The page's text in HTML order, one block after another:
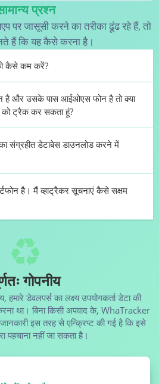
प्रश्न
पर जासूसी करने का तरीका ढूंढ रहे हैं, तो
हैं कि यह कैसे करना है।
कैसे कम करें?
है और उसके पास आईओएस फोन है तो क्या
को ट्रैक कर सकता हूं?
संग्रहीत डेटाबेस डाउनलोड करने में
है। मैं व्हाट्रैकर सूचनाएं कैसे सक्षम
गोपनीय
डेवलपर्स का लक्ष्य उपयोगकर्ता डेटा की
था। बिना किसी अपवाद के, WhaTracker
जानकारी इस तरह से एन्क्रिप्ट की गई है कि इसे
पहचाना नहीं जा सकता है।